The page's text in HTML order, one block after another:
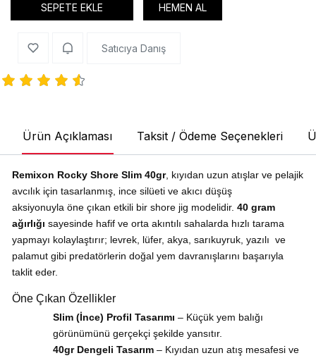
SEPETE EKLE HEMEN AL
Satıcıya Danış
Ürün Açıklaması Taksit / Ödeme Seçenekleri
Remixon Rocky Shore Slim 40gr, kıyıdan uzun atışlar ve pelajik
avcılık için tasarlanmış, ince silüeti ve akıcı düşüş
aksiyonuyla öne çıkan etkili bir shore jig modelidir. 40 gram
ağırlığı sayesinde hafif ve orta akıntılı sahalarda hızlı tarama
yapmayı kolaylaştırır; levrek, lüfer, akya, sarıkuyruk, yazılı ve
palamut gibi predatörlerin doğal yem davranışlarını başarıyla
taklit eder.
Öne Çıkan Özellikler
Slim (İnce) Profil Tasarımı – Küçük yem balığı
görünümünü gerçekçi şekilde yansıtır.
40gr Dengeli Tasarım– Kıyıdan uzun atış mesafesi ve